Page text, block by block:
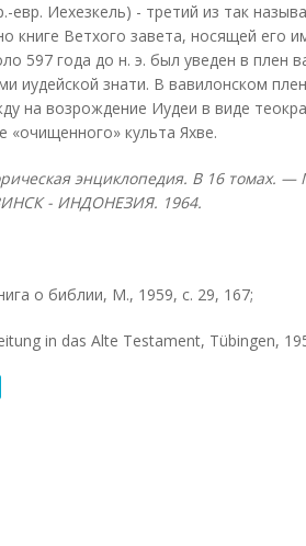
Иехезкель) - третий из так
книге Ветхого завета, носящей его
597 года до н. э. был уведен в плен
иудейской знати. В вавилонском
на возрождение Иудеи в виде
«очищенного» культа Яхве.
энциклопедия. В 16 томах.
- ИНДОНЕЗИЯ. 1964.
о библии, М., 1959, с. 29, 167;
in das Alte Testament, Tübingen,